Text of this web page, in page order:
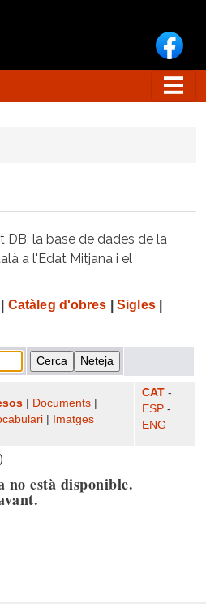
DB, la base de dades de la
a l'Edat Mitjana i el
Catàleg d'obres Sigles|
Documents
Imatges
CAT -
ESP -
ENG
no està disponible.